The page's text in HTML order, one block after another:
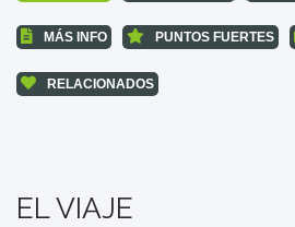
MÁS INFO PUNTOS FUERTES
RELACIONADOS
EL VIAJE